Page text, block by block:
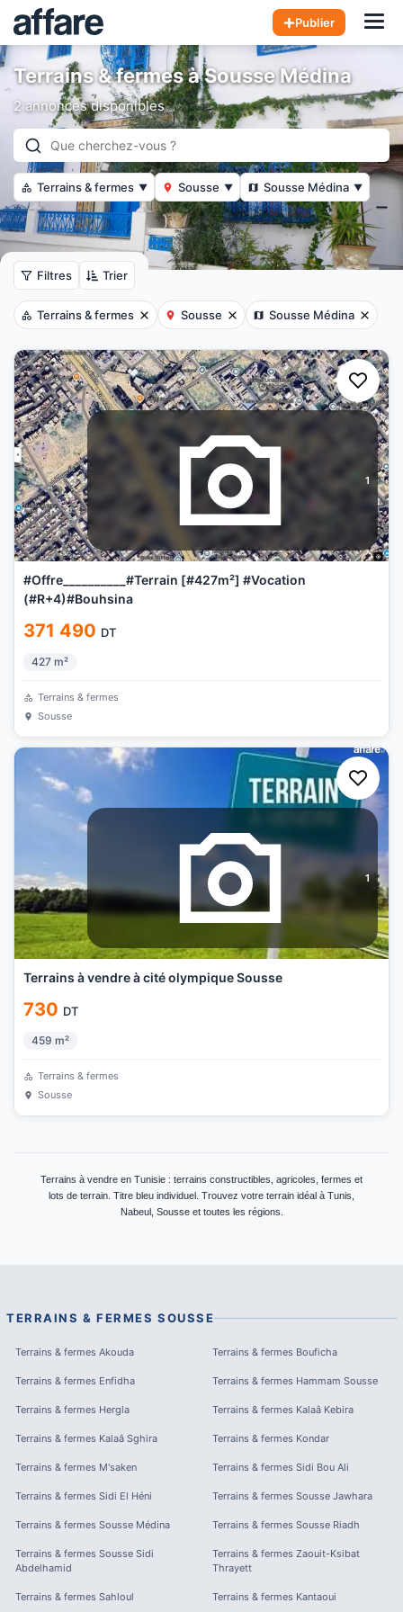
Publier
Terrains & fermes à Sousse Médina
2 annonces disponibles
Terrains & fermes ▼ Sousse ▼ Sousse Médina ▼
Filtres Trier
Terrains & fermes Sousse Sousse Médina
1
#Offre__________#Terrain [#427m²] #Vocation
(#R+4)#Bouhsina
371 490 DT
427 m²
Terrains & fermes
Sousse
1
Terrains à vendre à cité olympique Sousse
730 DT
459 m²
Terrains & fermes
Sousse
Terrains à vendre en Tunisie : terrains constructibles, agricoles, fermes et
lots de terrain. Titre bleu individuel. Trouvez votre terrain idéal à Tunis,
Nabeul, Sousse et toutes les régions.
TERRAINS & FERMES SOUSSE
Terrains & fermes Akouda Terrains & fermes Bouficha
Terrains & fermes Enfidha Terrains & fermes Hammam Sousse
Terrains & fermes Hergla Terrains & fermes Kalaâ Kebira
Terrains & fermes Kalaâ Sghira Terrains & fermes Kondar
Terrains & fermes M'saken Terrains & fermes Sidi Bou Ali
Terrains & fermes Sidi El Héni Terrains & fermes Sousse Jawhara
Terrains & fermes Sousse Médina Terrains & fermes Sousse Riadh
Terrains & fermes Sousse Sidi
Abdelhamid
Terrains & fermes Zaouit-Ksibat
Thrayett
Terrains & fermes Sahloul Terrains & fermes Kantaoui